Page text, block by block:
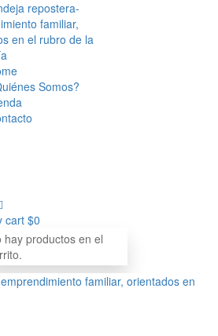
Somos?
cart$0
hay productos en el